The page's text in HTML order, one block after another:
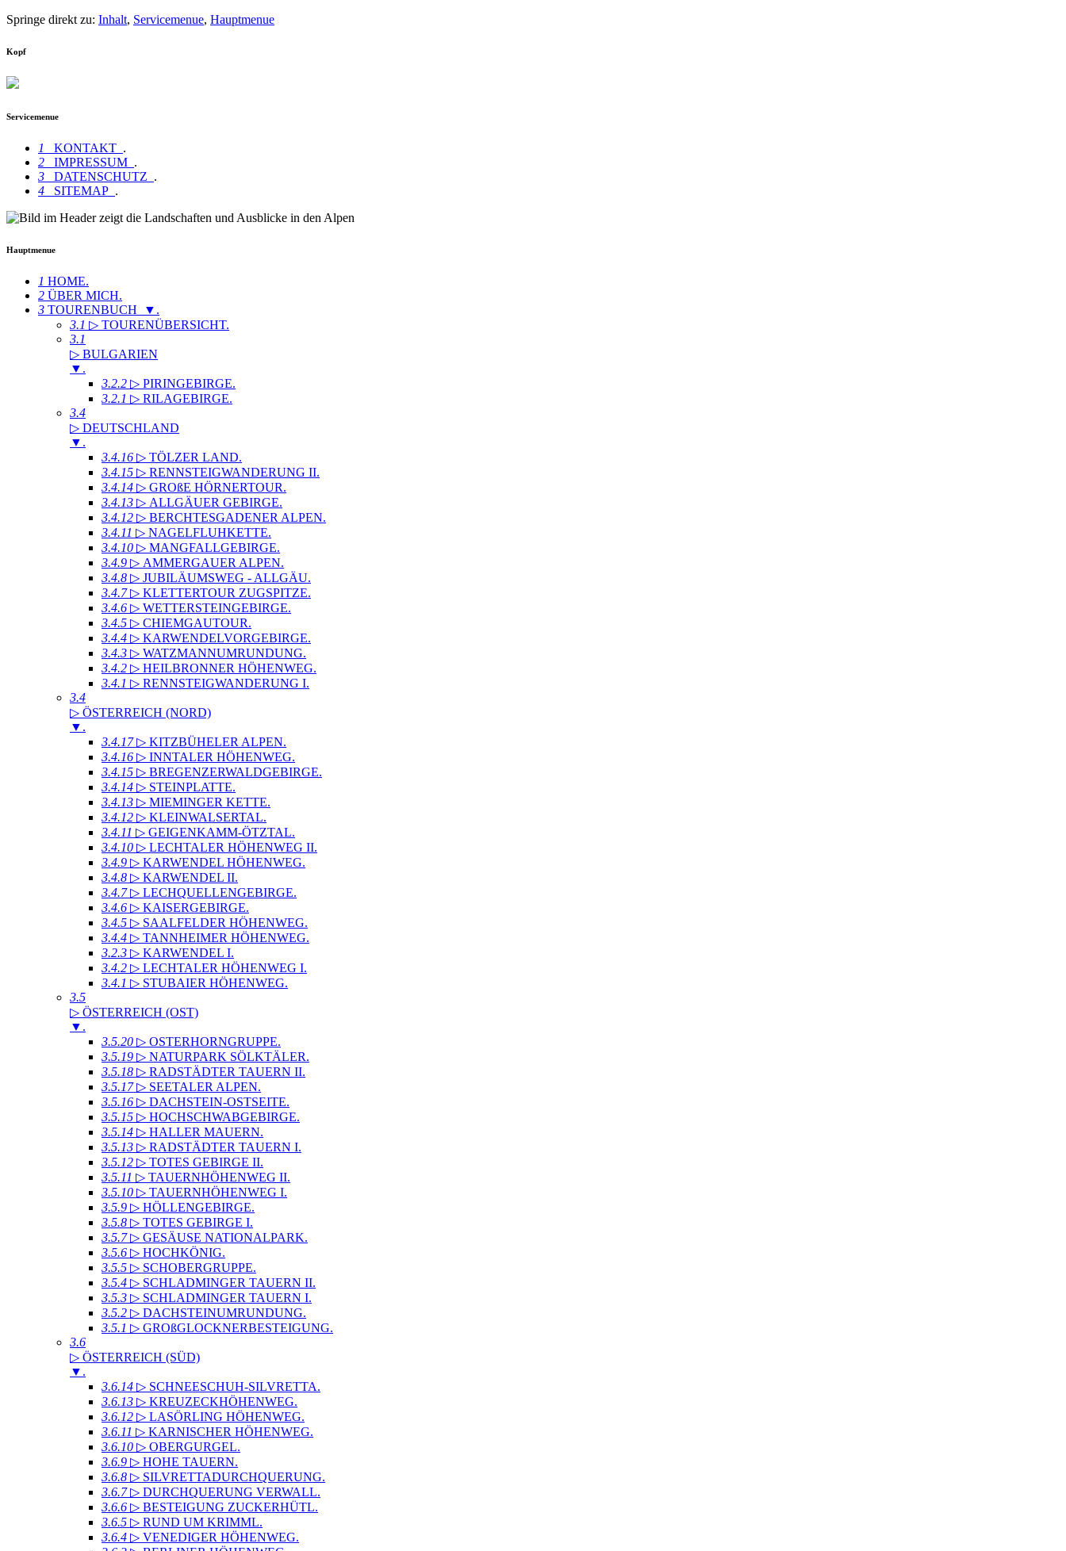
Springe direkt zu: Inhalt, Servicemenue, Hauptmenue
Kopf
Servicemenue
1 KONTAKT .
2
IMPRESSUM .
3
DATENSCHUTZ .
4
SITEMAP .
Hauptmenue
1 HOME.
2 ÜBER MICH.
3 TOURENBUCH ▼ .
3.1 ▷ TOURENÜBERSICHT.
3.1
▷ BULGARIEN
▼ .
3.2.2 ▷ PIRINGEBIRGE.
3.2.1 ▷ RILAGEBIRGE.
3.4
▷ DEUTSCHLAND
▼ .
3.4.16 ▷ TÖLZER LAND.
3.4.15 ▷ RENNSTEIGWANDERUNG II.
3.4.14 ▷ GROßE HÖRNERTOUR.
3.4.13 ▷ ALLGÄUER GEBIRGE.
3.4.12 ▷ BERCHTESGADENER ALPEN.
3.4.11 ▷ NAGELFLUHKETTE.
3.4.10 ▷ MANGFALLGEBIRGE.
3.4.9 ▷ AMMERGAUER ALPEN.
3.4.8 ▷ JUBILÄUMSWEG - ALLGÄU.
3.4.7▷ KLETTERTOUR ZUGSPITZE.
3.4.6 ▷ WETTERSTEINGEBIRGE.
3.4.5 ▷ CHIEMGAUTOUR.
3.4.4 ▷ KARWENDELVORGEBIRGE.
3.4.3 ▷ WATZMANNUMRUNDUNG.
3.4.2 ▷ HEILBRONNER HÖHENWEG.
3.4.1 ▷ RENNSTEIGWANDERUNG I.
3.4
▷ ÖSTERREICH (NORD)
▼ .
3.4.17▷ KITZBÜHELER ALPEN.
3.4.16 ▷ INNTALER HÖHENWEG.
3.4.15 ▷ BREGENZERWALDGEBIRGE.
3.4.14 ▷ STEINPLATTE.
3.4.13 ▷ MIEMINGER KETTE.
3.4.12 ▷ KLEINWALSERTAL.
3.4.11 ▷ GEIGENKAMM-ÖTZTAL.
3.4.10 ▷ LECHTALER HÖHENWEG II.
3.4.9 ▷ KARWENDEL HÖHENWEG.
3.4.8 ▷ KARWENDEL II.
3.4.7▷ LECHQUELLENGEBIRGE.
3.4.6 ▷ KAISERGEBIRGE.
3.4.5 ▷ SAALFELDER HÖHENWEG.
3.4.4 ▷ TANNHEIMER HÖHENWEG.
3.2.3 ▷ KARWENDEL I.
3.4.2 ▷ LECHTALER HÖHENWEG I.
3.4.1 ▷ STUBAIER HÖHENWEG.
3.5
▷ ÖSTERREICH (OST)
▼ .
3.5.20 ▷ OSTERHORNGRUPPE.
3.5.19 ▷ NATURPARK SÖLKTÄLER.
3.5.18 ▷ RADSTÄDTER TAUERN II.
3.5.17▷ SEETALER ALPEN.
3.5.16 ▷ DACHSTEIN-OSTSEITE.
3.5.15 ▷ HOCHSCHWABGEBIRGE.
3.5.14 ▷ HALLER MAUERN.
3.5.13 ▷ RADSTÄDTER TAUERN I.
3.5.12 ▷ TOTES GEBIRGE II.
3.5.11 ▷ TAUERNHÖHENWEG II.
3.5.10 ▷ TAUERNHÖHENWEG I.
3.5.9 ▷ HÖLLENGEBIRGE.
3.5.8 ▷ TOTES GEBIRGE I.
3.5.7▷ GESÄUSE NATIONALPARK.
3.5.6 ▷ HOCHKÖNIG.
3.5.5 ▷ SCHOBERGRUPPE.
3.5.4 ▷ SCHLADMINGER TAUERN II.
3.5.3 ▷ SCHLADMINGER TAUERN I.
3.5.2 ▷ DACHSTEINUMRUNDUNG.
3.5.1 ▷ GROßGLOCKNERBESTEIGUNG.
3.6
▷ ÖSTERREICH (SÜD)
▼ .
3.6.14 ▷ SCHNEESCHUH-SILVRETTA.
3.6.13 ▷ KREUZECKHÖHENWEG.
3.6.12 ▷ LASÖRLING HÖHENWEG.
3.6.11 ▷ KARNISCHER HÖHENWEG.
3.6.10 ▷ OBERGURGEL.
3.6.9 ▷ HOHE TAUERN.
3.6.8 ▷ SILVRETTADURCHQUERUNG.
3.6.7▷ DURCHQUERUNG VERWALL.
3.6.6 ▷ BESTEIGUNG ZUCKERHÜTL.
3.6.5 ▷ RUND UM KRIMML.
3.6.4 ▷ VENEDIGER HÖHENWEG.